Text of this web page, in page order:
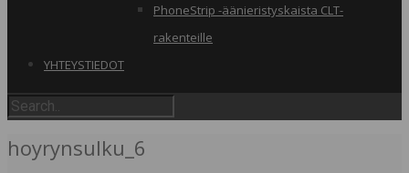
PhoneStrip -äänieristyskaista CLT-
rakenteille
YHTEYSTIEDOT
hoyrynsulku_6